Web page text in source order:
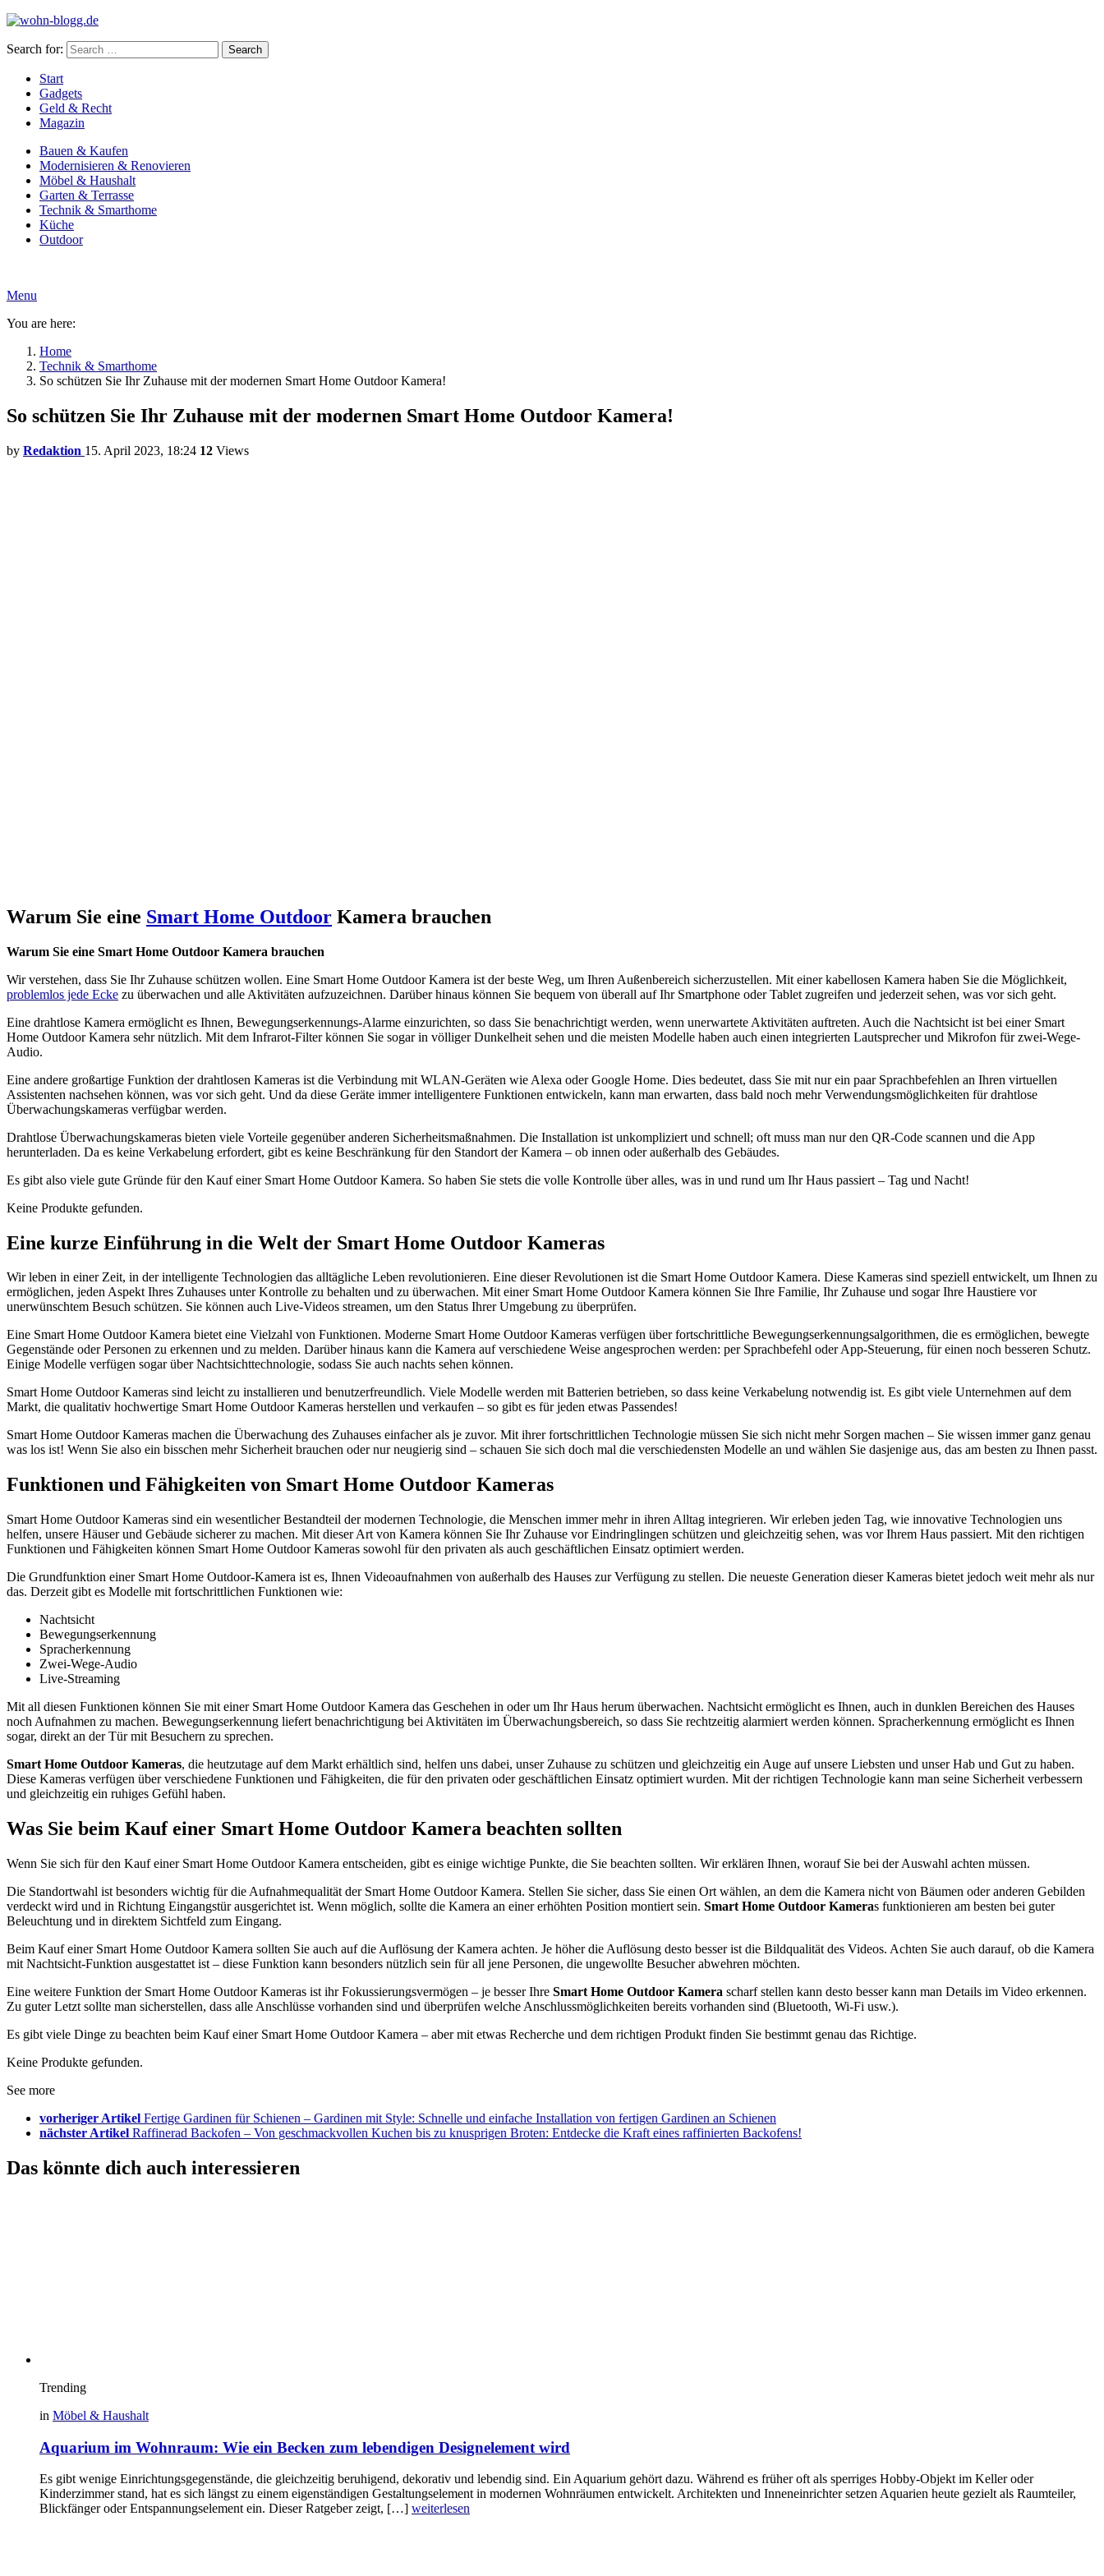
Search for: Search
Start
Gadgets
Geld & Recht
Magazin
Bauen & Kaufen
Modernisieren & Renovieren
Möbel & Haushalt
Garten & Terrasse
Technik & Smarthome
Küche
Outdoor
Menu
You are here:
Home
Technik & Smarthome
So schützen Sie Ihr Zuhause mit der modernen Smart Home Outdoor Kamera!
So schützen Sie Ihr Zuhause mit der modernen Smart Home Outdoor Kamera!
by Redaktion 15. April 2023, 18:24 12 Views
Warum Sie eine Smart Home Outdoor Kamera brauchen
Warum Sie eine Smart Home Outdoor Kamera brauchen
Wir verstehen, dass Sie Ihr Zuhause schützen wollen. Eine Smart Home Outdoor Kamera ist der beste Weg, um Ihren Außenbereich sicherzustellen. Mit einer kabellosen Kamera haben Sie die Möglichkeit,
problemlos jede Ecke zu überwachen und alle Aktivitäten aufzuzeichnen. Darüber hinaus können Sie bequem von überall auf Ihr Smartphone oder Tablet zugreifen und jederzeit sehen, was vor sich geht.
Eine drahtlose Kamera ermöglicht es Ihnen, Bewegungserkennungs-Alarme einzurichten, so dass Sie benachrichtigt werden, wenn unerwartete Aktivitäten auftreten. Auch die Nachtsicht ist bei einer Smart
Home Outdoor Kamera sehr nützlich. Mit dem Infrarot-Filter können Sie sogar in völliger Dunkelheit sehen und die meisten Modelle haben auch einen integrierten Lautsprecher und Mikrofon für zwei-Wege-
Audio.
Eine andere großartige Funktion der drahtlosen Kameras ist die Verbindung mit WLAN-Geräten wie Alexa oder Google Home. Dies bedeutet, dass Sie mit nur ein paar Sprachbefehlen an Ihren virtuellen
Assistenten nachsehen können, was vor sich geht. Und da diese Geräte immer intelligentere Funktionen entwickeln, kann man erwarten, dass bald noch mehr Verwendungsmöglichkeiten für drahtlose
Überwachungskameras verfügbar werden.
Drahtlose Überwachungskameras bieten viele Vorteile gegenüber anderen Sicherheitsmaßnahmen. Die Installation ist unkompliziert und schnell; oft muss man nur den QR-Code scannen und die App
herunterladen. Da es keine Verkabelung erfordert, gibt es keine Beschränkung für den Standort der Kamera – ob innen oder außerhalb des Gebäudes.
Es gibt also viele gute Gründe für den Kauf einer Smart Home Outdoor Kamera. So haben Sie stets die volle Kontrolle über alles, was in und rund um Ihr Haus passiert – Tag und Nacht!
Keine Produkte gefunden.
Eine kurze Einführung in die Welt der Smart Home Outdoor Kameras
Wir leben in einer Zeit, in der intelligente Technologien das alltägliche Leben revolutionieren. Eine dieser Revolutionen ist die Smart Home Outdoor Kamera. Diese Kameras sind speziell entwickelt, um Ihnen zu
ermöglichen, jeden Aspekt Ihres Zuhauses unter Kontrolle zu behalten und zu überwachen. Mit einer Smart Home Outdoor Kamera können Sie Ihre Familie, Ihr Zuhause und sogar Ihre Haustiere vor
unerwünschtem Besuch schützen. Sie können auch Live-Videos streamen, um den Status Ihrer Umgebung zu überprüfen.
Eine Smart Home Outdoor Kamera bietet eine Vielzahl von Funktionen. Moderne Smart Home Outdoor Kameras verfügen über fortschrittliche Bewegungserkennungsalgorithmen, die es ermöglichen, bewegte
Gegenstände oder Personen zu erkennen und zu melden. Darüber hinaus kann die Kamera auf verschiedene Weise angesprochen werden: per Sprachbefehl oder App-Steuerung, für einen noch besseren Schutz.
Einige Modelle verfügen sogar über Nachtsichttechnologie, sodass Sie auch nachts sehen können.
Smart Home Outdoor Kameras sind leicht zu installieren und benutzerfreundlich. Viele Modelle werden mit Batterien betrieben, so dass keine Verkabelung notwendig ist. Es gibt viele Unternehmen auf dem
Markt, die qualitativ hochwertige Smart Home Outdoor Kameras herstellen und verkaufen – so gibt es für jeden etwas Passendes!
Smart Home Outdoor Kameras machen die Überwachung des Zuhauses einfacher als je zuvor. Mit ihrer fortschrittlichen Technologie müssen Sie sich nicht mehr Sorgen machen – Sie wissen immer ganz genau
was los ist! Wenn Sie also ein bisschen mehr Sicherheit brauchen oder nur neugierig sind – schauen Sie sich doch mal die verschiedensten Modelle an und wählen Sie dasjenige aus, das am besten zu Ihnen passt.
Funktionen und Fähigkeiten von Smart Home Outdoor Kameras
Smart Home Outdoor Kameras sind ein wesentlicher Bestandteil der modernen Technologie, die Menschen immer mehr in ihren Alltag integrieren. Wir erleben jeden Tag, wie innovative Technologien uns
helfen, unsere Häuser und Gebäude sicherer zu machen. Mit dieser Art von Kamera können Sie Ihr Zuhause vor Eindringlingen schützen und gleichzeitig sehen, was vor Ihrem Haus passiert. Mit den richtigen
Funktionen und Fähigkeiten können Smart Home Outdoor Kameras sowohl für den privaten als auch geschäftlichen Einsatz optimiert werden.
Die Grundfunktion einer Smart Home Outdoor-Kamera ist es, Ihnen Videoaufnahmen von außerhalb des Hauses zur Verfügung zu stellen. Die neueste Generation dieser Kameras bietet jedoch weit mehr als nur
das. Derzeit gibt es Modelle mit fortschrittlichen Funktionen wie:
Nachtsicht
Bewegungserkennung
Spracherkennung
Zwei-Wege-Audio
Live-Streaming
Mit all diesen Funktionen können Sie mit einer Smart Home Outdoor Kamera das Geschehen in oder um Ihr Haus herum überwachen. Nachtsicht ermöglicht es Ihnen, auch in dunklen Bereichen des Hauses
noch Aufnahmen zu machen. Bewegungserkennung liefert benachrichtigung bei Aktivitäten im Überwachungsbereich, so dass Sie rechtzeitig alarmiert werden können. Spracherkennung ermöglicht es Ihnen
sogar, direkt an der Tür mit Besuchern zu sprechen.
Smart Home Outdoor Kameras, die heutzutage auf dem Markt erhältlich sind, helfen uns dabei, unser Zuhause zu schützen und gleichzeitig ein Auge auf unsere Liebsten und unser Hab und Gut zu haben.
Diese Kameras verfügen über verschiedene Funktionen und Fähigkeiten, die für den privaten oder geschäftlichen Einsatz optimiert wurden. Mit der richtigen Technologie kann man seine Sicherheit verbessern
und gleichzeitig ein ruhiges Gefühl haben.
Was Sie beim Kauf einer Smart Home Outdoor Kamera beachten sollten
Wenn Sie sich für den Kauf einer Smart Home Outdoor Kamera entscheiden, gibt es einige wichtige Punkte, die Sie beachten sollten. Wir erklären Ihnen, worauf Sie bei der Auswahl achten müssen.
Die Standortwahl ist besonders wichtig für die Aufnahmequalität der Smart Home Outdoor Kamera. Stellen Sie sicher, dass Sie einen Ort wählen, an dem die Kamera nicht von Bäumen oder anderen Gebilden
verdeckt wird und in Richtung Eingangstür ausgerichtet ist. Wenn möglich, sollte die Kamera an einer erhöhten Position montiert sein. Smart Home Outdoor Kameras funktionieren am besten bei guter
Beleuchtung und in direktem Sichtfeld zum Eingang.
Beim Kauf einer Smart Home Outdoor Kamera sollten Sie auch auf die Auflösung der Kamera achten. Je höher die Auflösung desto besser ist die Bildqualität des Videos. Achten Sie auch darauf, ob die Kamera
mit Nachtsicht-Funktion ausgestattet ist – diese Funktion kann besonders nützlich sein für all jene Personen, die ungewollte Besucher abwehren möchten.
Eine weitere Funktion der Smart Home Outdoor Kameras ist ihr Fokussierungsvermögen – je besser Ihre Smart Home Outdoor Kamera scharf stellen kann desto besser kann man Details im Video erkennen.
Zu guter Letzt sollte man sicherstellen, dass alle Anschlüsse vorhanden sind und überprüfen welche Anschlussmöglichkeiten bereits vorhanden sind (Bluetooth, Wi-Fi usw.).
Es gibt viele Dinge zu beachten beim Kauf einer Smart Home Outdoor Kamera – aber mit etwas Recherche und dem richtigen Produkt finden Sie bestimmt genau das Richtige.
Keine Produkte gefunden.
See more
vorheriger Artikel Fertige Gardinen für Schienen – Gardinen mit Style: Schnelle und einfache Installation von fertigen Gardinen an Schienen
nächster Artikel Raffinerad Backofen – Von geschmackvollen Kuchen bis zu knusprigen Broten: Entdecke die Kraft eines raffinierten Backofens!
Das könnte dich auch interessieren
Trending
in Möbel & Haushalt
Aquarium im Wohnraum: Wie ein Becken zum lebendigen Designelement wird
Es gibt wenige Einrichtungsgegenstände, die gleichzeitig beruhigend, dekorativ und lebendig sind. Ein Aquarium gehört dazu. Während es früher oft als sperriges Hobby-Objekt im Keller oder
Kinderzimmer stand, hat es sich längst zu einem eigenständigen Gestaltungselement in modernen Wohnräumen entwickelt. Architekten und Inneneinrichter setzen Aquarien heute gezielt als Raumteiler,
Blickfänger oder Entspannungselement ein. Dieser Ratgeber zeigt, […] weiterlesen